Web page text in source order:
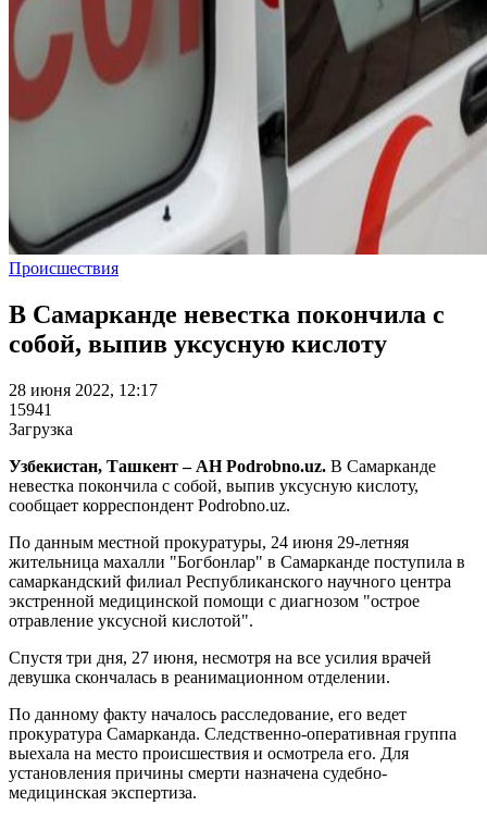
Происшествия
В Самарканде невестка покончила с
собой, выпив уксусную кислоту
28 июня 2022, 12:17
15941
Загрузка
Узбекистан, Ташкент – АН Podrobno.uz. В Самарканде
невестка покончила с собой, выпив уксусную кислоту,
сообщает корреспондент Podrobno.uz.
По данным местной прокуратуры, 24 июня 29-летняя
жительница махалли "Богбонлар" в Самарканде поступила в
самаркандский филиал Республиканского научного центра
экстренной медицинской помощи с диагнозом "острое
отравление уксусной кислотой".
Спустя три дня, 27 июня, несмотря на все усилия врачей
девушка скончалась в реанимационном отделении.
По данному факту началось расследование, его ведет
прокуратура Самарканда. Следственно-оперативная группа
выехала на место происшествия и осмотрела его. Для
установления причины смерти назначена судебно-
медицинская экспертиза.